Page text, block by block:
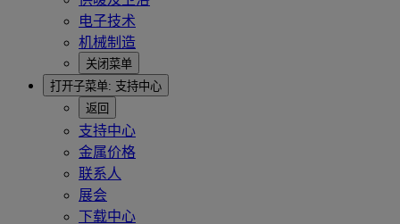
电子技术
机械制造
关闭菜单
打开子菜单: 支持中心
返回
支持中心
金属价格
联系人
展会
下载中心